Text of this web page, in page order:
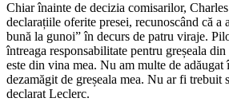
Chiar înainte de decizia comisarilor,
declarațiile oferite presei, recunoscând că a
bună la gunoi” în decurs de patru viraje.
întreaga responsabilitate pentru greșeala
este din vina mea. Nu am multe de adăugat
dezamăgit de greșeala mea. Nu ar fi trebuit
declarat Leclerc.